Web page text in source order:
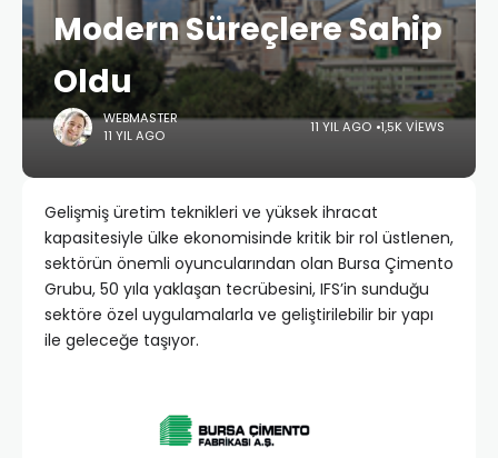
Modern Süreçlere Sahip
Oldu
WEBMASTER
11 YIL AGO
11 YIL AGO 1,5K VIEWS
Gelişmiş üretim teknikleri ve yüksek ihracat
kapasitesiyle ülke ekonomisinde kritik bir rol üstlenen,
sektörün önemli oyuncularından olan Bursa Çimento
Grubu, 50 yıla yaklaşan tecrübesini, IFS’in sunduğu
sektöre özel uygulamalarla ve geliştirilebilir bir yapı
ile geleceğe taşıyor.